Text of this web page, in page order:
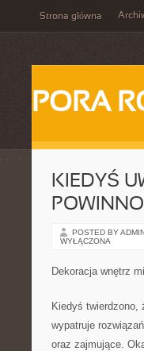
Strona główna
PORA
KIEDYŚ
POSTED BY
WYŁĄCZONA
Dekoracja wnętrz
Kiedyś twierdzono,
wypatruje
oraz zajmujące.